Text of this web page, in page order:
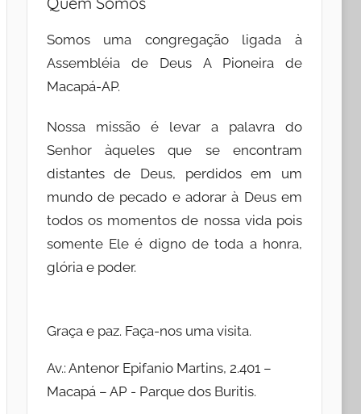
Somos uma congregação ligada à
Assembléia de Deus A Pioneira de
Macapá-AP.
Nossa missão é levar a palavra do
Senhor àqueles que se encontram
distantes de Deus, perdidos em um
mundo de pecado e adorar à Deus em
todos os momentos de nossa vida pois
somente Ele é digno de toda a honra,
glória e poder.
Graça e paz. Faça-nos uma visita.
Av.: Antenor Epifanio Martins, 2.401 –
Macapá – AP - Parque dos Buritis.